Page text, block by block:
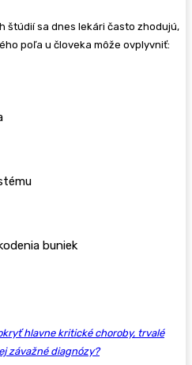
štúdií sa dnes lekári často zhodujú,
poľa u človeka môže ovplyvniť:
buniek
hlavne kritické choroby, trvalé
závažné diagnózy?